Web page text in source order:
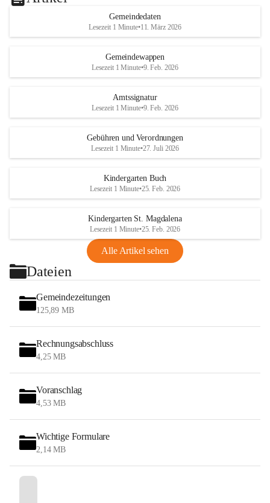
Gemeindedaten
Lesezeit 1 Minute•11. März 2026
Gemeindewappen
Lesezeit 1 Minute•9. Feb. 2026
Amtssignatur
Lesezeit 1 Minute•9. Feb. 2026
Gebühren und Verordnungen
Lesezeit 1 Minute•27. Juli 2026
Kindergarten Buch
Lesezeit 1 Minute•25. Feb. 2026
Kindergarten St. Magdalena
Lesezeit 1 Minute•25. Feb. 2026
Alle Artikel sehen
Dateien
Gemeindezeitungen
125,89 MB
Rechnungsabschluss
4,25 MB
Voranschlag
4,53 MB
Wichtige Formulare
2,14 MB